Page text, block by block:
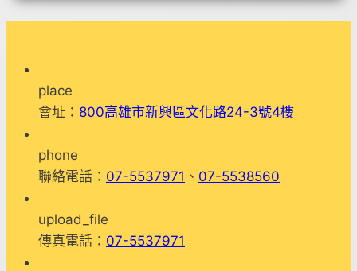
place
會址： 800高雄市新興區文化路24-3號4樓
phone
聯絡電話： 07-5537971 、 07-5538560
upload_file
傳真電話： 07-5537971